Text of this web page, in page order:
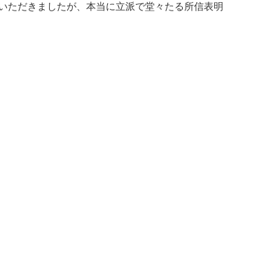
だきましたが、本当に立派で堂々たる所信表明